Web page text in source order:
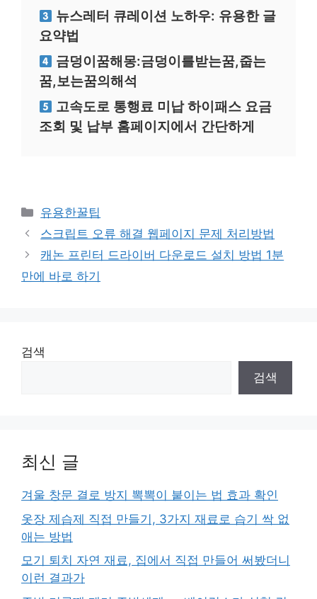
뉴스레터 큐레이션 노하우: 유용한 글
요약법
금덩이꿈해몽:금덩이를받는꿈,줍는
꿈,보는꿈의해석
고속도로 통행료 미납 하이패스 요금
조회 및 납부 홈페이지에서 간단하게
카
테
리
유용한꿀팁
스크립트 오류 해결 웹페이지 문제 처리방법
캐논 프린터 드라이버 다운로드 설치 방법 1분
만에 바로 하기
검색
검색
최신 글
겨울 창문 결로 방지 뽁뽁이 붙이는 법 효과 확인
옷장 제습제 직접 만들기, 3가지 재료로 습기 싹 없
애는 방법
모기 퇴치 자연 재료, 집에서 직접 만들어 써봤더니
이런 결과가